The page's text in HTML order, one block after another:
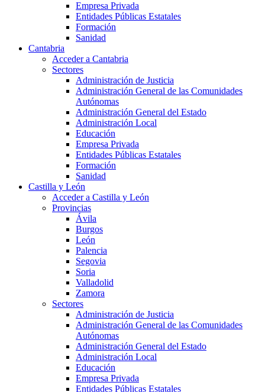
Empresa Privada
Entidades Públicas Estatales
Formación
Sanidad
Cantabria
Acceder a Cantabria
Sectores
Administración de Justicia
Administración General de las Comunidades
Autónomas
Administración General del Estado
Administración Local
Educación
Empresa Privada
Entidades Públicas Estatales
Formación
Sanidad
Castilla y León
Acceder a Castilla y León
Provincias
Ávila
Burgos
León
Palencia
Segovia
Soria
Valladolid
Zamora
Sectores
Administración de Justicia
Administración General de las Comunidades
Autónomas
Administración General del Estado
Administración Local
Educación
Empresa Privada
Entidades Públicas Estatales